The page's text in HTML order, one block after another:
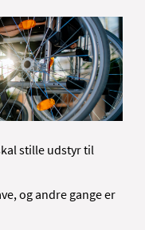
stille udstyr til
og andre gange er